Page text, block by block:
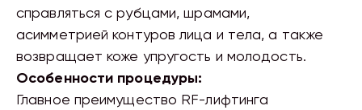
справляться с рубцами, шрамами,
асимметрией контуров лица и тела, а также
возвращает коже упругость и молодость.
Особенности процедуры:
Главное преимущество RF-лифтинга